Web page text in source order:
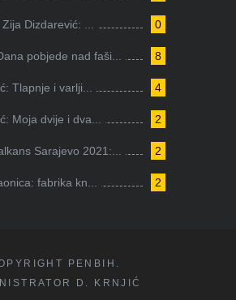
0
Dizdarević: ...
8
pobjede nad faši...
4
Tlapnje i varlji...
2
Moja dvije i dva...
2
Sarajevo 2021:...
2
fabrika kn...
PENBIH.
D. KRNJIĆ